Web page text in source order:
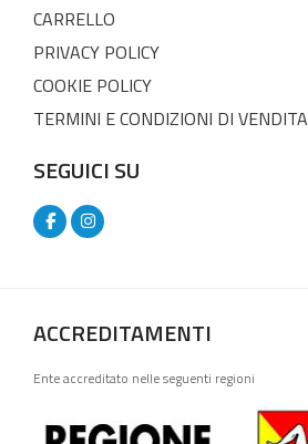
CARRELLO
PRIVACY POLICY
COOKIE POLICY
TERMINI E CONDIZIONI DI VENDITA
SEGUICI SU
ACCREDITAMENTI
Ente accreditato nelle seguenti regioni